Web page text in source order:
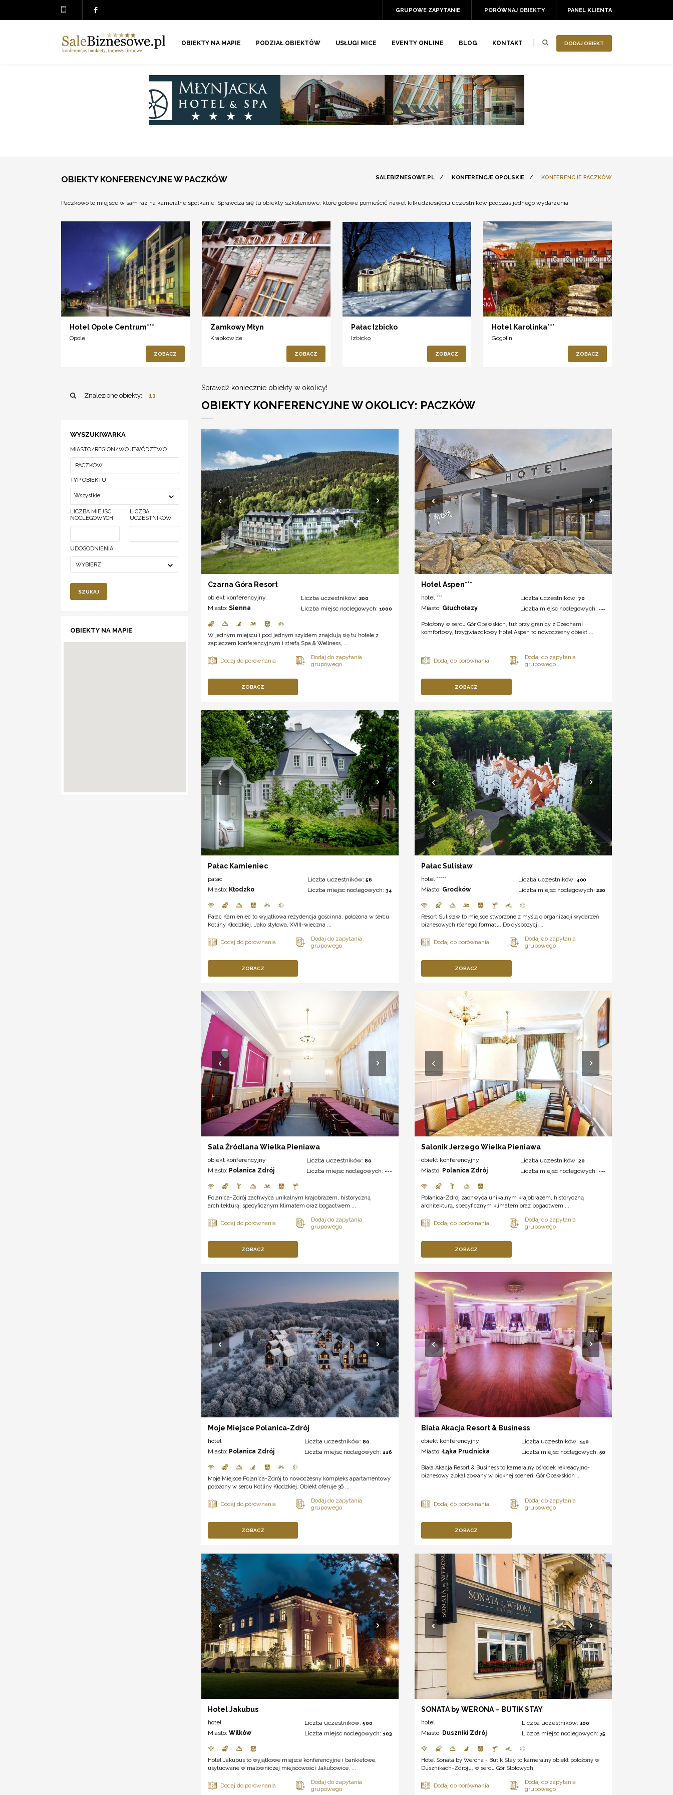
PANEL KLIENTA
PORÓWNAJ OBIEKTY
GRUPOWE ZAPYTANIE
DODAJ OBIEKT
OBIEKTY NA MAPIE PODZIAŁ OBIEKTÓW USŁUGI MICE EVENTY ONLINE BLOG KONTAKT
OBIEKTY KONFERENCYJNE W PACZKÓW SALEBIZNESOWE.PL / KONFERENCJE OPOLSKIE / KONFERENCJE PACZKÓW
Paczkowo to miejsce w sam raz na kameralne spotkanie. Sprawdza się tu obiekty szkoleniowe, które gotowe pomieścić nawet kilkudziesięciu uczestników podczas jednego wydarzenia
Hotel Opole Centrum***
Opole
ZOBACZ
Zamkowy Młyn
Krapkowice
ZOBACZ
Pałac Izbicko
Izbicko
ZOBACZ
Hotel Karolinka***
Gogolin
ZOBACZ
Znalezione obiekty: 11
WYSZUKIWARKA
MIASTO/REGION/WOJEWÓDZTWO
TYP OBIEKTU
Wszystkie
LICZBA MIEJSC
NOCLEGOWYCH
LICZBA
UCZESTNIKÓW
UDOGODNIENIA:
WYBIERZ
SZUKAJ
OBIEKTY NA MAPIE
Sprawdź koniecznie obiekty w okolicy!
OBIEKTY KONFERENCYJNE W OKOLICY: PACZKÓW
Czarna Góra Resort
obiekt konferencyjny
Miasto: Sienna
Liczba uczestników: 200
Liczba miejsc noclegowych: 1000
W jednym miejscu i pod jednym szyldem znajdują się tu hotele z
zapleczem konferencyjnym i strefą Spa & Wellness, ...
ZOBACZ
Hotel Aspen***
hotel ***
Miasto: Głuchołazy
Liczba uczestników: 70
Liczba miejsc noclegowych: ---
Położony w sercu Gór Opawskich, tuż przy granicy z Czechami
komfortowy, trzygwiazdkowy Hotel Aspen to nowoczesny obiekt ...
ZOBACZ
Pałac Kamieniec
pałac
Miasto: Kłodzko
Liczba uczestników:56
Liczba miejsc noclegowych:34
Pałac Kamieniec to wyjątkowa rezydencja gościnna, położona w sercu
Kotliny Kłodzkiej. Jako stylowa, XVIII-wieczna ...
ZOBACZ
Pałac Sulisław
hotel *****
Miasto: Grodków
Liczba uczestników: 400
Liczba miejsc noclegowych: 220
Resort Sulisław to miejsce stworzone z myślą o organizacji wydarzeń
biznesowych różnego formatu. Do dyspozycji ...
ZOBACZ
Sala Źródlana Wielka Pieniawa
obiekt konferencyjny
Miasto: Polanica Zdrój
Liczba uczestników: 80
Liczba miejsc noclegowych: ---
Polanica-Zdrój zachwyca unikalnym krajobrazem, historyczną
architekturą, specyficznym klimatem oraz bogactwem ...
ZOBACZ
Salonik Jerzego Wielka Pieniawa
obiekt konferencyjny
Miasto: Polanica Zdrój
Liczba uczestników: 20
Liczba miejsc noclegowych: ---
Polanica-Zdrój zachwyca unikalnym krajobrazem, historyczną
architekturą, specyficznym klimatem oraz bogactwem ...
ZOBACZ
Moje Miejsce Polanica-Zdrój
hotel
Miasto: Polanica Zdrój
Liczba uczestników: 80
Liczba miejsc noclegowych:116
Moje Miejsce Polanica-Zdrój to nowoczesny kompleks apartamentowy
położony w sercu Kotliny Kłodzkiej. Obiekt oferuje 36 ...
ZOBACZ
Biała Akacja Resort & Business
obiekt konferencyjny
Miasto:Łąka Prudnicka
Liczba uczestników: 140
Liczba miejsc noclegowych: 50
Biała Akacja Resort & Business to kameralny ośrodek rekreacyjno-
biznesowy zlokalizowany w pięknej scenerii Gór Opawskich ...
ZOBACZ
Hotel Jakubus
hotel
Miasto: Wilków
Liczba uczestników:500
Liczba miejsc noclegowych:103
Hotel Jakubus to wyjątkowe miejsce konferencyjne i bankietowe,
usytuowane w malowniczej miejscowości Jakubowice, ...
SONATA by WERONA – BUTIK STAY
hotel
Miasto: Duszniki Zdrój
Liczba uczestników: 100
Liczba miejsc noclegowych: 75
Hotel Sonata by Werona - Butik Stay to kameralny obiekt położony w
Dusznikach-Zdroju, w sercu Gór Stołowych.